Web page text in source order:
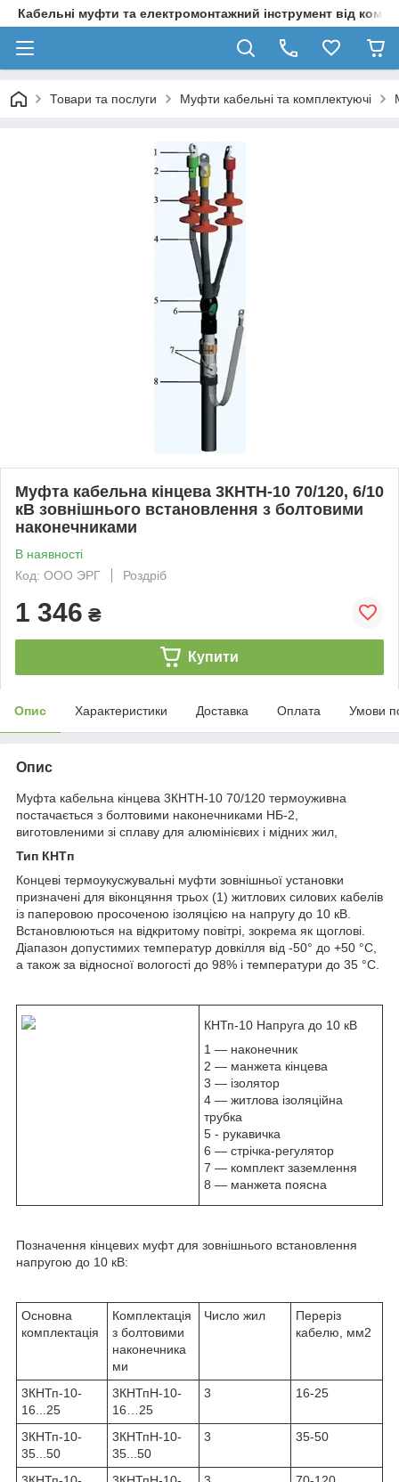
Кабельні муфти та електромонтажний інструмент від
Товари та послуги Муфти кабельні та комплектуючі
Муфта кабельна кінцева 3КНТН-10 70/120, 6/10
кВ зовнішнього встановлення з болтовими
наконечниками
В наявності
Код: ООО ЭРГ
Роздріб
1 346 ₴
Купити
Опис Характеристики Доставка Оплата Умови
Опис
Муфта кабельна кінцева 3КНТН-10 70/120 термоуживна
постачається з болтовими наконечниками НБ-2,
виготовленими зі сплаву для алюмінієвих і мідних жил,
Тип КНТп
Концеві термоукусжувальні муфти зовнішньої установки
призначені для віконцяння трьох (1) житлових силових кабелів
із паперовою просоченою ізоляцією на напругу до 10 кВ.
Встановлюються на відкритому повітрі, зокрема як щоглові.
Діапазон допустимих температур довкілля від -50° до +50 °C,
а також за відносної вологості до 98% і температури до 35 °C.
КНТп-10 Напруга до 10 кВ
1 — наконечник
2 — манжета кінцева
3 — ізолятор
4 — житлова ізоляційна
трубка
5 - рукавичка
6 — стрічка-регулятор
7 — комплект заземлення
8 — манжета поясна
Позначення кінцевих муфт для зовнішнього встановлення
напругою до 10 кВ:
Основна
комплектація
Комплектація
з болтовими
наконечника
ми
Число жил
Переріз
кабелю, мм2
3КНТп-10-
16...25
3КНТпН-10-
16…25
3 16-25
3КНТп-10-
35...50
3КНТпН-10-
35...50
3 35-50